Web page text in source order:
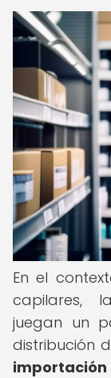
En el
capilares,
juegan un
distribución